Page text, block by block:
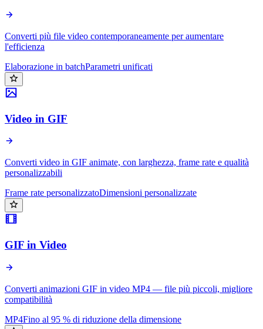
Converti più file video contemporaneamente per aumentare
l'efficienza
Elaborazione in batchParametri unificati
Video in GIF
Converti video in GIF animate, con larghezza, frame rate e qualità
personalizzabili
Frame rate personalizzatoDimensioni personalizzate
GIF in Video
Converti animazioni GIF in video MP4 — file più piccoli, migliore
compatibilità
MP4Fino al 95 % di riduzione della dimensione